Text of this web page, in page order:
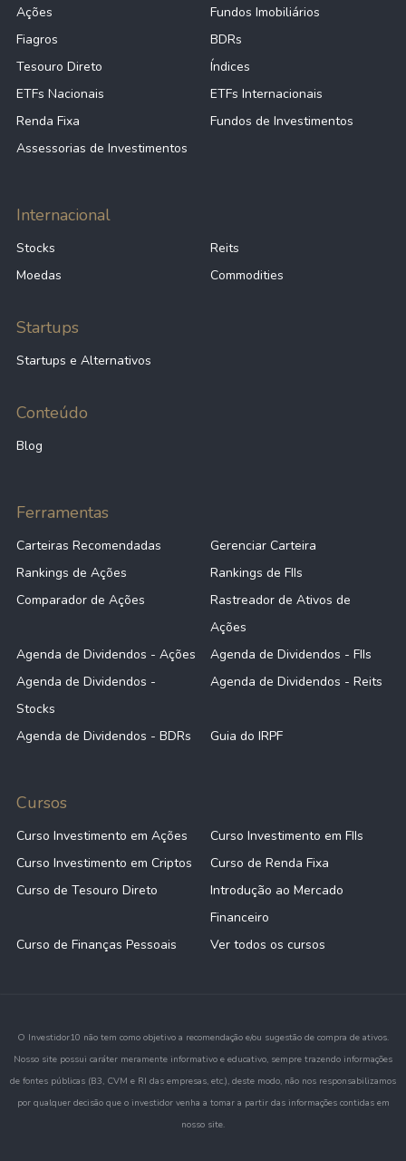
Ações
Fundos Imobiliários
Fiagros
BDRs
Tesouro Direto
Índices
ETFs Nacionais
ETFs Internacionais
Renda Fixa
Fundos de Investimentos
Assessorias de Investimentos
Internacional
Stocks
Reits
Moedas
Commodities
Startups
Startups e Alternativos
Conteúdo
Blog
Ferramentas
Carteiras Recomendadas
Gerenciar Carteira
Rankings de Ações
Rankings de FIIs
Comparador de Ações
Rastreador de Ativos de
Ações
Agenda de Dividendos - Ações
Agenda de Dividendos - FIIs
Agenda de Dividendos -
Stocks
Agenda de Dividendos - Reits
Agenda de Dividendos - BDRs Guia do IRPF
Cursos
Curso Investimento em Ações
Curso Investimento em FIIs
Curso Investimento em Criptos
Curso de Renda Fixa
Curso de Tesouro Direto
Introdução ao Mercado
Financeiro
Curso de Finanças Pessoais
Ver todos os cursos
O Investidor10 não tem como objetivo a recomendação e/ou sugestão de compra de ativos.
Nosso site possui caráter meramente informativo e educativo, sempre trazendo informações
de fontes públicas (B3, CVM e RI das empresas, etc.), deste modo, não nos responsabilizamos
por qualquer decisão que o investidor venha a tomar a partir das informações contidas em
nosso site.